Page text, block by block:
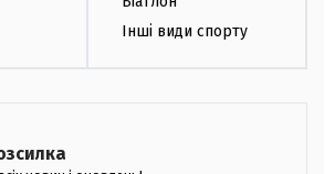
Інші види спорту